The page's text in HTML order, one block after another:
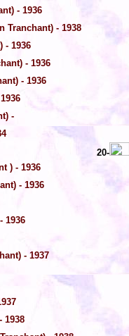
- 1936
Tranchant) - 1938
- 1936
- 1936
- 1936
-
20-
) - 1936
- 1936
1936
- 1937
1938